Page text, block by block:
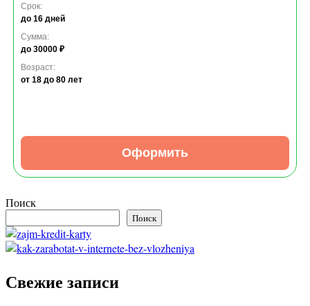
Срок:
до 16 дней
Сумма:
до 30000 ₽
Возраст:
от 18 до 80 лет
Оформить
Поиск
Поиск
Свежие записи